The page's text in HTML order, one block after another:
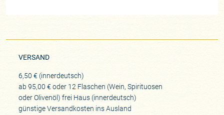
VERSAND
6,50 € (innerdeutsch)
ab 95,00 € oder 12 Flaschen (Wein, Spirituosen
oder Olivenöl) frei Haus (innerdeutsch)
günstige Versandkosten ins Ausland